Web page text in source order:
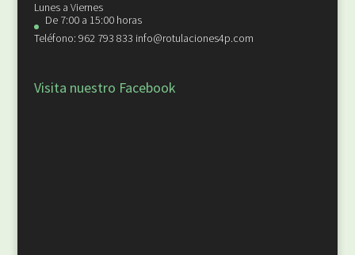
Lunes a Viernes
De 7:00 a 15:00 horas
Teléfono: 962 793 833 info@rotulaciones4p.com
Visita nuestro Facebook